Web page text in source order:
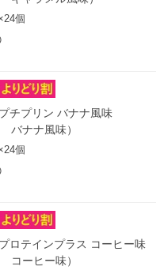
個
チプリン バナナ風味
バナナ風味）
個
ロテインプラス コーヒー味
コーヒー味）